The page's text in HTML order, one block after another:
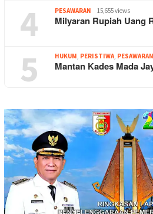
4 PESAWARAN 15,655 views
Milyaran Rupiah Uang
5 HUKUM PERISTIWA PESAWARAN
Mantan Kades Mada